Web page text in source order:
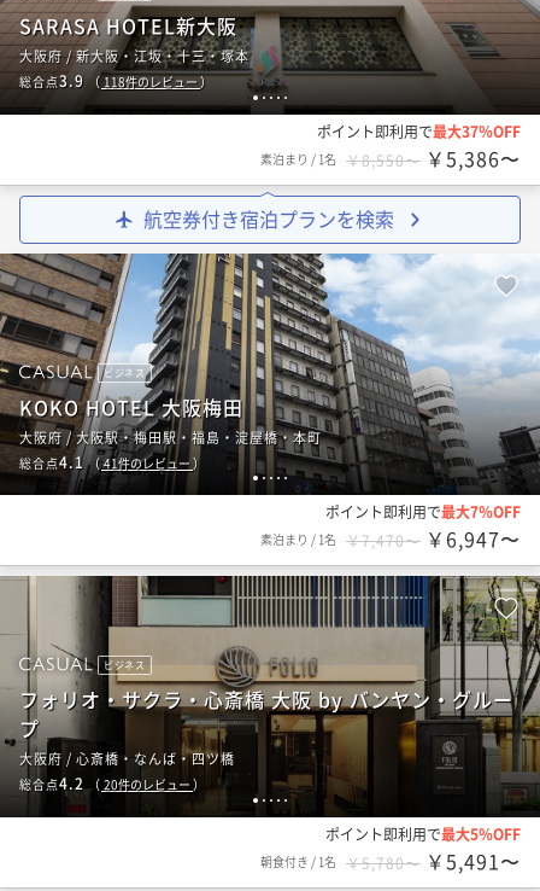
1 2 34 5
SARASA HOTEL新大阪
大阪府 / 新大阪・江坂・十三・塚本
総合点3.9 （ 118件のレビュー）
ポイント即利用で最大37％OFF
素泊まり / 1名 ￥8,550〜 ￥5,386〜
航空券付き宿泊プランを検索
12 3 4 5
ビジネス
KOKO HOTEL 大阪梅田
大阪府 / 大阪駅・梅田駅・福島・淀屋橋・本町
総合点4.1（41件のレビュー）
ポイント即利用で最大7％OFF
素泊まり / 1名 ￥7,470〜 ￥6,947〜
1 2 3 4 5
ビジネス
フォリオ・サクラ・心斎橋 大阪 by バンヤン・グルー
プ
大阪府 / 心斎橋・なんば・四ツ橋
総合点4.2（ 20件のレビュー ）
ポイント即利用で最大5％OFF
朝食付き / 1名 ￥5,780〜 ￥5,491〜